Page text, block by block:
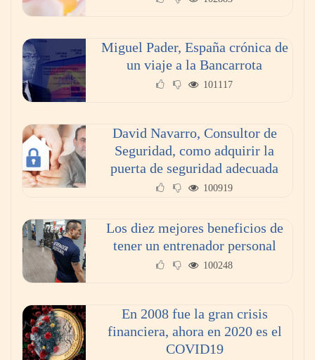
La Red invita a descubrir el Medievo
corriendo
Theriva™ Biologics anuncia que se ha
en el ensayo clínico VIRAGE2 de Fase IIa
Miguel Pader, España crónica de
un viaje a la Bancarrota
101117
David Navarro, Consultor de
Seguridad, como adquirir la
puerta de seguridad adecuada
100919
Los diez mejores beneficios de
tener un entrenador personal
100248
En 2008 fue la gran crisis
financiera, ahora en 2020 es el
COVID19